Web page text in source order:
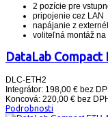
2 pozície pre
pripojenie cez LAN
napájanie z
voliteľná montáž
DataLab Compact
DLC-ETH2
Integrátor: 198,00 € bez
Koncová: 220,00 € bez
Podrobnosti